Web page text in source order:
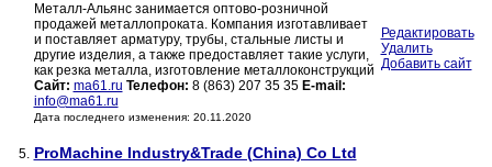
Металл-Альянс занимается оптово-розничной
продажей металлопроката. Компания изготавливает
и поставляет арматуру, трубы, стальные листы и
другие изделия, а также предоставляет такие услуги,
как резка металла, изготовление металлоконструкций
Сайт: ma61.ru Телефон: 8 (863) 207 35 35 E-mail:
info@ma61.ru
Дата последнего изменения: 20.11.2020
Редактировать
Удалить
Добавить сайт
5. ProMachine Industry&Trade (China) Co Ltd